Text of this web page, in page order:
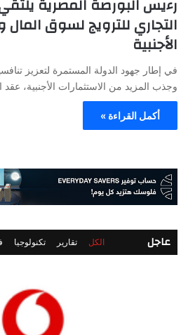
رءيس البورصة المصرية
التجاري للترويج لسوق المال
الأجنبية
في إطار جهود الدولة المستمرة لتعزيز
وجذب المزيد من الاستثمارات الأجنبية،
أكمل القراءة »
عاجل الكل تقارير تكنولوجيا